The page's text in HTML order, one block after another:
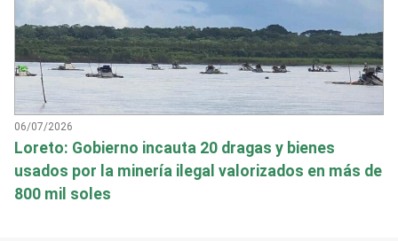
06/07/2026
Loreto: Gobierno incauta 20 dragas y bienes
usados por la minería ilegal valorizados en más de
800 mil soles